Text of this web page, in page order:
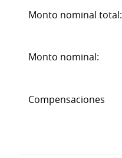
Monto nominal total:
Monto nominal:
Compensaciones